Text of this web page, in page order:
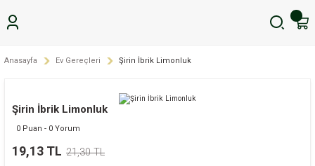
Anasayfa Ev Gereçleri Şirin İbrik Limonluk
Şirin İbrik Limonluk
0 Puan - 0 Yorum
19,13 TL 21,30 TL